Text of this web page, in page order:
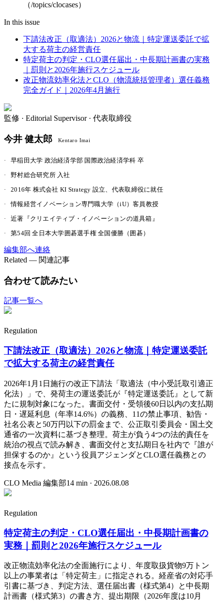
（/topics/clocases）
In this issue
下請法改正（取適法）2026と物流｜特定運送委託で拡
大する荷主の経営責任
特定荷主の判定・CLO選任届出・中長期計画書の実務
｜罰則と2026年施行スケジュール
改正物流効率化法とCLO（物流統括管理者）選任義務
完全ガイド｜2026年4月施行
監修 · Editorial Supervisor · 代表取締役
今井 健太郎 Kentaro Imai
·
早稲田大学 政治経済学部 国際政治経済学科 卒
·
野村総合研究所 入社
·
2016年 株式会社 KI Strategy 設立、代表取締役に就任
·
情報経営イノベーション専門職大学（iU）客員教授
·
近著『クリエイティブ・イノベーションの道具箱』
·
第54回 全日本大学囲碁選手権 全国優勝（囲碁）
編集部へ連絡
Related — 関連記事
合わせて読みたい
記事一覧へ
Regulation
下請法改正（取適法）2026と物流｜特定運送委託
で拡大する荷主の経営責任
2026年1月1日施行の改正下請法「取適法（中小受託取引適正
化法）」で、発荷主の運送委託が『特定運送委託』として新
たに規制対象になった。書面交付・受領後60日以内の支払期
日・遅延利息（年率14.6%）の義務、11の禁止事項、勧告・
社名公表と50万円以下の罰金まで、公正取引委員会・国土交
通省の一次資料に基づき整理。荷主が負う4つの法的責任を
統治の視点で読み解き、書面交付と支払期日を社内で『誰が
担保するのか』という役員アジェンダとCLO選任義務との
接点を示す。
CLO Media 編集部14 min · 2026.08.08
Regulation
特定荷主の判定・CLO選任届出・中長期計画書の
実務｜罰則と2026年施行スケジュール
改正物流効率化法の全面施行により、年度取扱貨物9万トン
以上の事業者は「特定荷主」に指定される。経産省の対応手
引書に基づき、判定方法、選任届出書（様式第4）と中長期
計画書（様式第3）の書き方、提出期限（2026年度は10月